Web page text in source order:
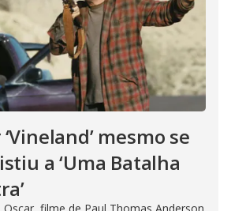
mesmo se
a ‘Uma Batalha